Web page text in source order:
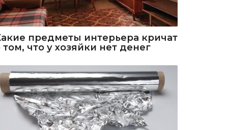
предметы интерьера кричат
том, что у хозяйки нет денег